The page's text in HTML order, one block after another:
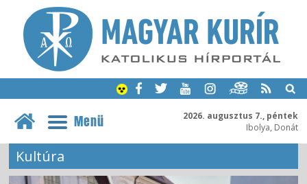
2026. augusztus 7., péntek
Ibolya, Donát
Menü
Kultúra